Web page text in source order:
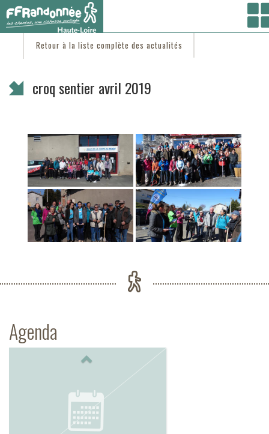
Vous êtes ici :Accueil/C'est d'actu
Retour à la liste complète des actualités
croq sentier avril 2019
Agenda